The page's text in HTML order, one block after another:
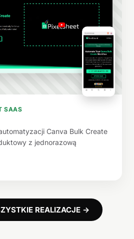
SAAS
Canva Bulk Create
z jednorazową
REALIZACJE →